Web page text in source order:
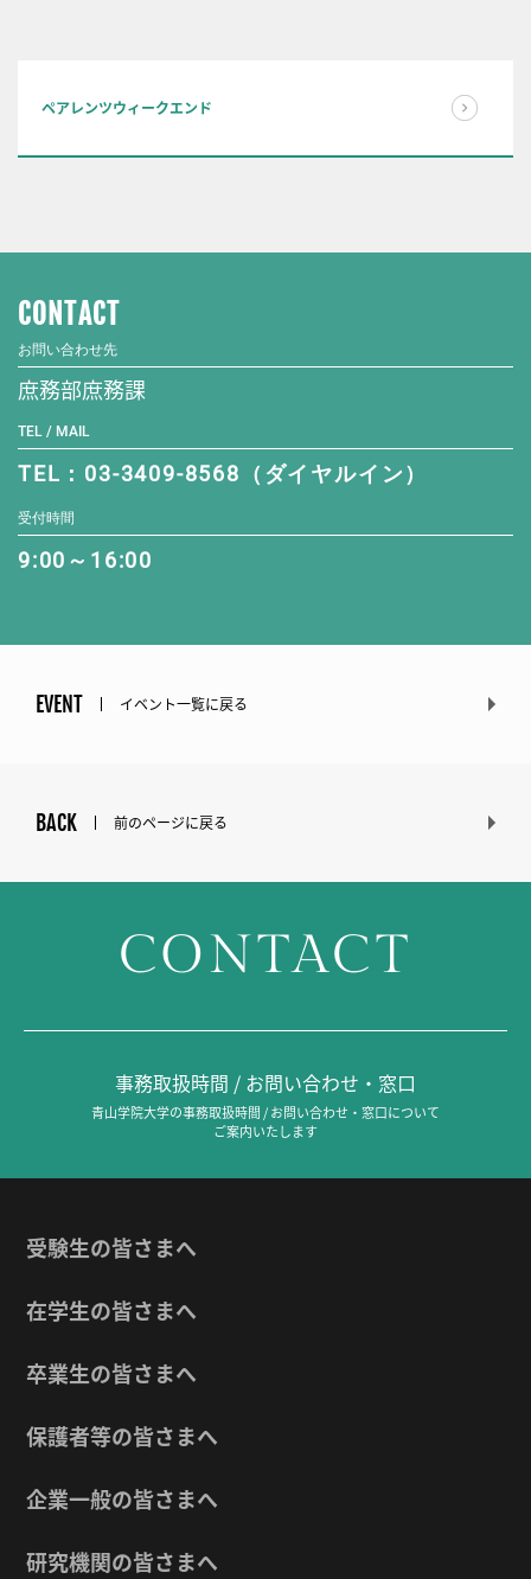
ペアレンツウィークエンド
CONTACT
お問い合わせ先
庶務部庶務課
TEL / MAIL
TEL：03-3409-8568（ダイヤルイン）
受付時間
9:00～16:00
EVENT イベント一覧に戻る
BACK 前のページに戻る
CONTACT
事務取扱時間 / お問い合わせ・窓口
青山学院大学の事務取扱時間 / お問い合わせ・窓口について
ご案内いたします
受験生の皆さまへ
在学生の皆さまへ
卒業生の皆さまへ
保護者等の皆さまへ
企業一般の皆さまへ
研究機関の皆さまへ